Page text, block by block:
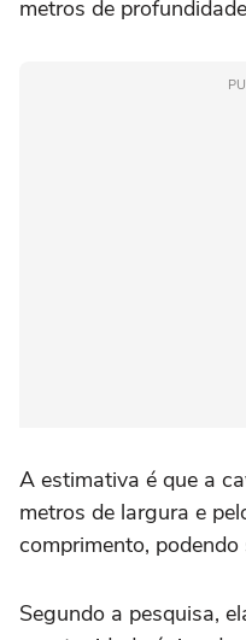
metros de
A estimativa é que a
metros de largura e
comprimento,
Segundo a pesquisa,